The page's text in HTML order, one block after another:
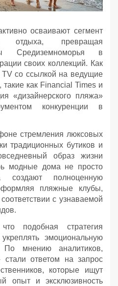
осваивают сегмент
отдыха, превращая
Средиземноморья в
своих коллекций. Как
со ссылкой на ведущие
как Financial Times и
«дизайнерского пляжа»
конкуренции в
стремления люксовых
традиционных бутиков и
образ жизни
модные дома не просто
полноценную
пляжные клубы,
с узнаваемой
подобная стратегия
эмоциональную
По мнению аналитиков,
стали ответом на запрос
которые ищут
опыт и эксклюзивность